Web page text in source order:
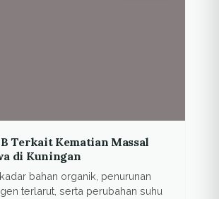
Terkait Kematian Massal
di Kuningan
bahan organik, penurunan
terlarut, serta perubahan suhu